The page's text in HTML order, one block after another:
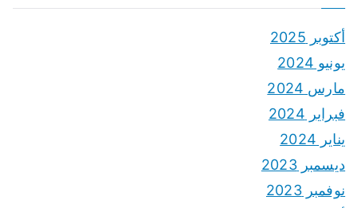
أكتوبر 2025
يونيو 2024
مارس 2024
فبراير 2024
يناير 2024
ديسمبر 2023
نوفمبر 2023